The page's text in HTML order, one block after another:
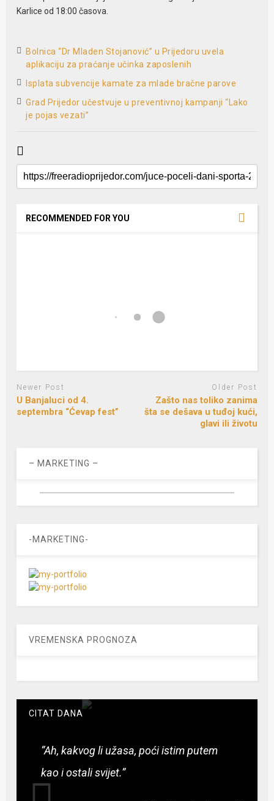
Karlice od 18:00 časova.
Bolnica “Dr Mladen Stojanović” u Prijedoru uvela
aplikaciju za praćanje učinka zaposlenih
Isplata subvencije kamate za mlade bračne parove
Grad Prijedor učestvuje u preventivnoj kampanji “Lako
je pojas vezati”
RECOMMENDED FOR YOU
Newer Post
U Banjaluci od 4.
septembra “Ćevap fest”
Older Post
Zašto nas toliko zanima
šta se dešava u tuđoj kući,
glavi ili životu
– MARKETING –
-MARKETING-
VREMENSKA PROGNOZA
CITAT DANA
“Ah, kakvog li užasa, poći istim putem
kao i ostali svijet.”